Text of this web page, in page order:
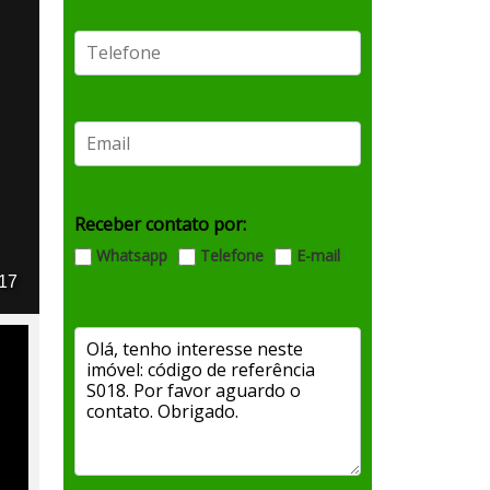
Receber contato por:
Whatsapp Telefone E-mail